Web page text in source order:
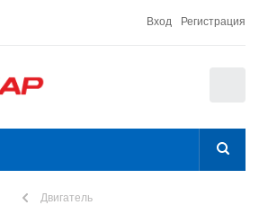
Вход Регистрация
Двигатель